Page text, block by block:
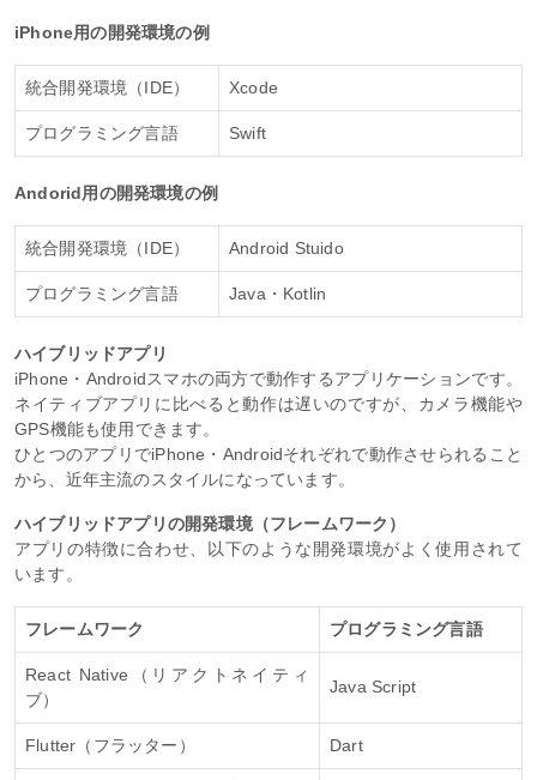
iPhone用の開発環境の例
統合開発環境（IDE） Xcode
プログラミング言語 Swift
Andorid用の開発環境の例
統合開発環境（IDE） Android Stuido
プログラミング言語 Java・Kotlin
ハイブリッドアプリ
iPhone・Androidスマホの両方で動作するアプリケーションです。
ネイティブアプリに比べると動作は遅いのですが、カメラ機能や
GPS機能も使用できます。
ひとつのアプリでiPhone・Androidそれぞれで動作させられること
から、近年主流のスタイルになっています。
ハイブリッドアプリの開発環境（フレームワーク）
アプリの特徴に合わせ、以下のような開発環境がよく使用されて
います。
フレームワーク プログラミング言語
React Native（リアクトネイティ
ブ）
Java Script
Flutter（フラッター） Dart